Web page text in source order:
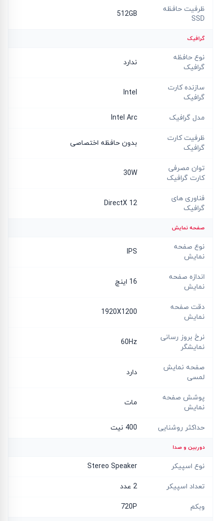
ظرفیت حافظه
SSD
512GB
گرافیک
نوع حافظه
گرافیک
ندارد
سازنده کارت
گرافیک
Intel
مدل گرافیک Intel Arc
ظرفیت کارت
گرافیک
بدون حافظه اختصاصی
توان مصرفی
کارت گرافیک
30W
فناوری های
گرافیک
DirectX 12
صفحه نمایش
نوع صفحه
نمایش
IPS
اندازه صفحه
نمایش
16 اینچ
دقت صفحه
نمایش
1920X1200
نرخ بروز رسانی
نمایشگر
60Hz
صفحه نمایش
لمسی
دارد
پوشش صفحه
نمایش
مات
حداکثر روشنایی 400 نیت
دوربین و صدا
نوع اسپیکر Stereo Speaker
تعداد اسپیکر 2 عدد
وبکم 720P